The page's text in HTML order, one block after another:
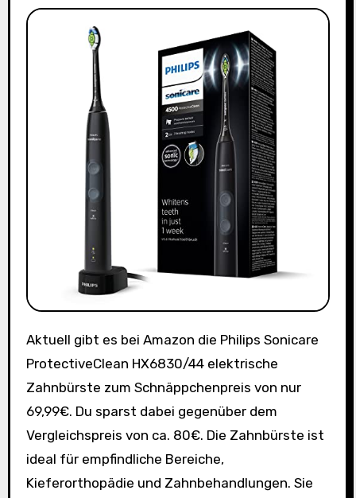
Aktuell gibt es bei Amazon die Philips Sonicare
ProtectiveClean HX6830/44 elektrische
Zahnbürste zum Schnäppchenpreis von nur
69,99€. Du sparst dabei gegenüber dem
Vergleichspreis von ca. 80€. Die Zahnbürste ist
ideal für empfindliche Bereiche,
Kieferorthopädie und Zahnbehandlungen. Sie